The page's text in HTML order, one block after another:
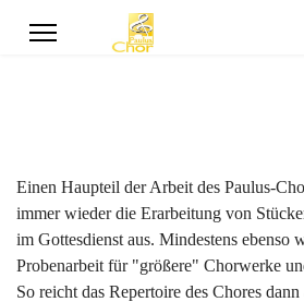
Einen Haupteil der Arbeit des Paulus-
immer wieder die Erarbeitung von
im Gottesdienst aus. Mindestens ebenso
Probenarbeit für "größere" Chorwerke
So reicht das Repertoire des Chores